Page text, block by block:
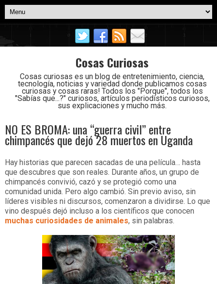
Cosas Curiosas
Cosas curiosas es un blog de entretenimiento, ciencia,
tecnología, noticias y variedad donde publicamos cosas
curiosas y cosas raras! Todos los "Porque", todos los
"Sabías que...?" curiosos, artículos periodísticos curiosos,
sus explicaciones y mucho más.
NO ES BROMA: una “guerra civil” entre
chimpancés que dejó 28 muertos en Uganda
Hay historias que parecen sacadas de una película… hasta
que descubres que son reales. Durante años, un grupo de
chimpancés convivió, cazó y se protegió como una
comunidad unida. Pero algo cambió. Sin previo aviso, sin
líderes visibles ni discursos, comenzaron a dividirse. Lo que
vino después dejó incluso a los científicos que conocen
muchas curiosidades de animales, sin palabras.